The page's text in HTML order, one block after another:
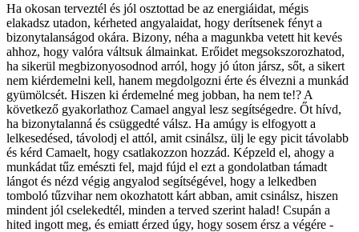
Ha okosan terveztél és jól osztottad be az energiáidat, mégis
elakadsz utadon, kérheted angyalaidat, hogy derítsenek fényt a
bizonytalanságod okára. Bizony, néha a magunkba vetett hit kevés
ahhoz, hogy valóra váltsuk álmainkat. Erőidet megsokszorozhatod,
ha sikerül megbizonyosodnod arról, hogy jó úton jársz, sőt, a sikert
nem kiérdemelni kell, hanem megdolgozni érte és élvezni a munkád
gyümölcsét. Hiszen ki érdemelné meg jobban, ha nem te!? A
következő gyakorlathoz Camael angyal lesz segítségedre. Őt hívd,
ha bizonytalanná és csüggedté válsz. Ha amúgy is elfogyott a
lelkesedésed, távolodj el attól, amit csinálsz, ülj le egy picit távolabb
és kérd Camaelt, hogy csatlakozzon hozzád. Képzeld el, ahogy a
munkádat tűz emészti fel, majd fújd el ezt a gondolatban támadt
lángot és nézd végig angyalod segítségével, hogy a lelkedben
tomboló tűzvihar nem okozhatott kárt abban, amit csinálsz, hiszen
mindent jól cselekedtél, minden a terved szerint halad! Csupán a
hited ingott meg, és emiatt érzed úgy, hogy sosem érsz a végére -